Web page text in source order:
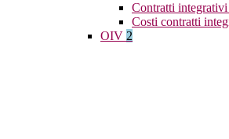
Contratti integrativi
Costi contratti
OIV 2